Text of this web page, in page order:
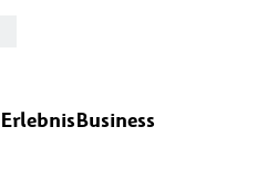
ErlebnisBusiness